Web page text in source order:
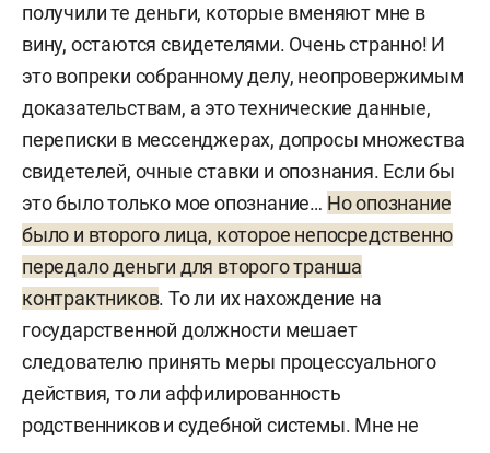
«Я объясню, следователь взял контекст. Прошу
суд понять в целом ситуацию, это звучит не
очень приятно, когда тебе говорят о том, что ты
воровал деньги, — комментировал обвинения
Муллин в декабре 2025-го. — Понимая и
осознавая значимость этой работы с учетом
непростой ситуации на фронте, я сам побывал
только в прошлом году 3 раза [на территории
проведения спецоперации]. Я понимал, что
нужно было срочно найти эти деньги и
Бюджетный кодекс не позволяет в оперативном
режиме быстро решить. Обсудив со своими
коллегами, я принял решение найти у своих
знакомых порядка 25 миллионов рублей, чтобы
получили те деньги, которые вменяют мне в
вину, остаются свидетелями. Очень странно! И
это вопреки собранному делу, неопровержимым
доказательствам, а это технические данные,
переписки в мессенджерах, допросы множества
свидетелей, очные ставки и опознания. Если бы
это было только мое опознание… Но опознание
было и второго лица, которое непосредственно
передало деньги для второго транша
контрактников. То ли их нахождение на
государственной должности мешает
следователю принять меры процессуального
действия, то ли аффилированность
родственников и судебной системы. Мне не